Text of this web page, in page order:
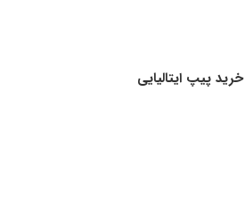
خرید پیپ ایتالیایی